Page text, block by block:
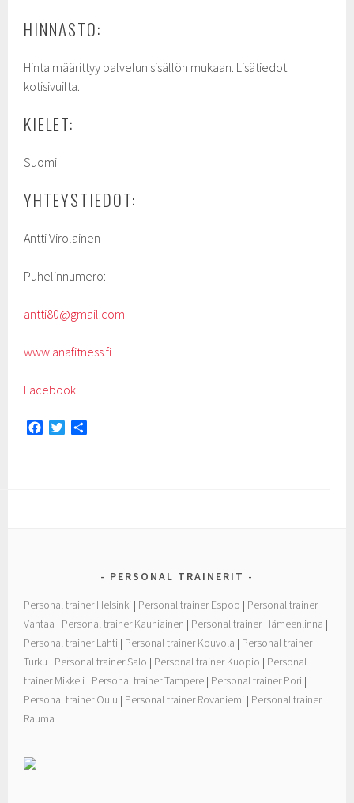
HINNASTO:
Hinta määrittyy palvelun sisällön mukaan. Lisätiedot
kotisivuilta.
KIELET:
Suomi
YHTEYSTIEDOT:
Antti Virolainen
Puhelinnumero:
antti80@gmail.com
www.anafitness.fi
Facebook
PERSONAL TRAINERIT
Personal trainer Helsinki | Personal trainer Espoo | Personal trainer
Vantaa | Personal trainer Kauniainen | Personal trainer Hämeenlinna |
Personal trainer Lahti | Personal trainer Kouvola | Personal trainer
Turku | Personal trainer Salo | Personal trainer Kuopio | Personal
trainer Mikkeli | Personal trainer Tampere | Personal trainer Pori |
Personal trainer Oulu | Personal trainer Rovaniemi | Personal trainer
Rauma